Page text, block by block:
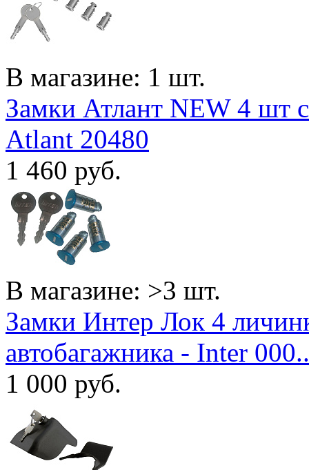
В магазине: 1 шт.
Замки Атлант NEW 4 шт
Atlant 20480
1 460 руб.
В магазине: >3 шт.
Замки Интер Лок 4
автобагажника - Inter
1 000 руб.